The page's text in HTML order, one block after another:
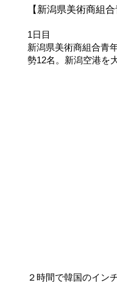
【新潟県美術商組
1日目
新潟県美術商組合青
勢12名。新潟空港
２時間で韓国のイン